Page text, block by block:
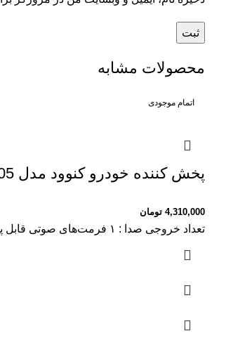
محصولات مشابه
اتمام موجودی
پخش کننده خودرو کنوود مدل KMM-105
4,310,000 تومان
تعداد خروجی صدا : ۱ فرمت‌های صوتی قابل پشتیبانی : MP۳ درگاه‌های ارتباطی پخش‌کننده : ۱ پورت USB وزن : ۵۵۰ گرم دیسک قابل پخش : بدون امکان پخش دیسک